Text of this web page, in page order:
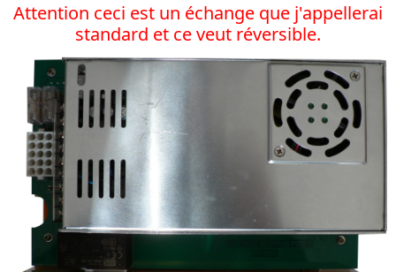
Attention ceci est un échange que j'appellerai
standard et ce veut réversible.